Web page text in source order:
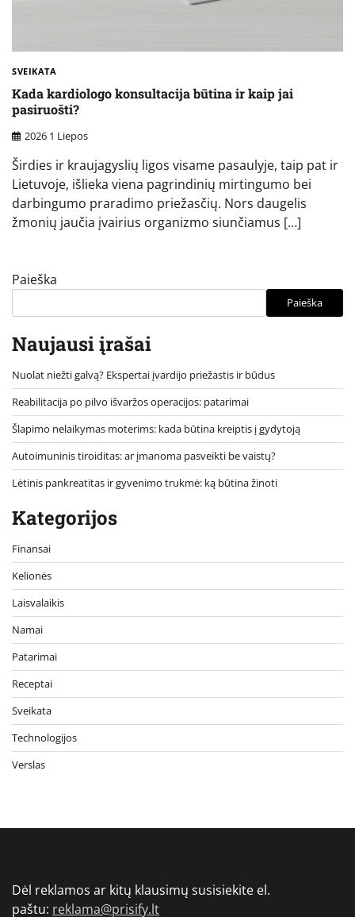
SVEIKATA
Kada kardiologo konsultacija būtina ir kaip jai
pasiruošti?
2026 1 Liepos
Širdies ir kraujagyslių ligos visame pasaulyje, taip pat ir
Lietuvoje, išlieka viena pagrindinių mirtingumo bei
darbingumo praradimo priežasčių. Nors daugelis
žmonių jaučia įvairius organizmo siunčiamus […]
Paieška
Paieška
Naujausi įrašai
Nuolat niežti galvą? Ekspertai įvardijo priežastis ir būdus
Reabilitacija po pilvo išvaržos operacijos: patarimai
Šlapimo nelaikymas moterims: kada būtina kreiptis į gydytoją
Autoimuninis tiroiditas: ar įmanoma pasveikti be vaistų?
Lėtinis pankreatitas ir gyvenimo trukmė: ką būtina žinoti
Kategorijos
Finansai
Kelionės
Laisvalaikis
Namai
Patarimai
Receptai
Sveikata
Technologijos
Verslas
Dėl reklamos ar kitų klausimų susisiekite el.
paštu: reklama@prisify.lt